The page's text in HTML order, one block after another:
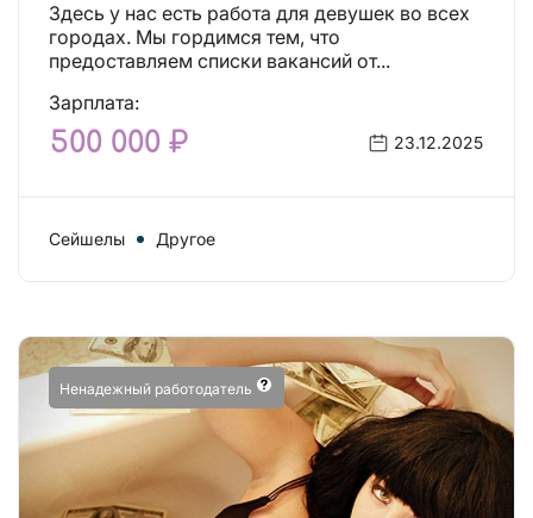
Здесь у нас есть работа для девушек во всех
городах. Мы гордимся тем, что
предоставляем списки вакансий от...
Зарплата:
500 000 ₽ 23.12.2025
Сейшелы Другое
Ненадежный работодатель